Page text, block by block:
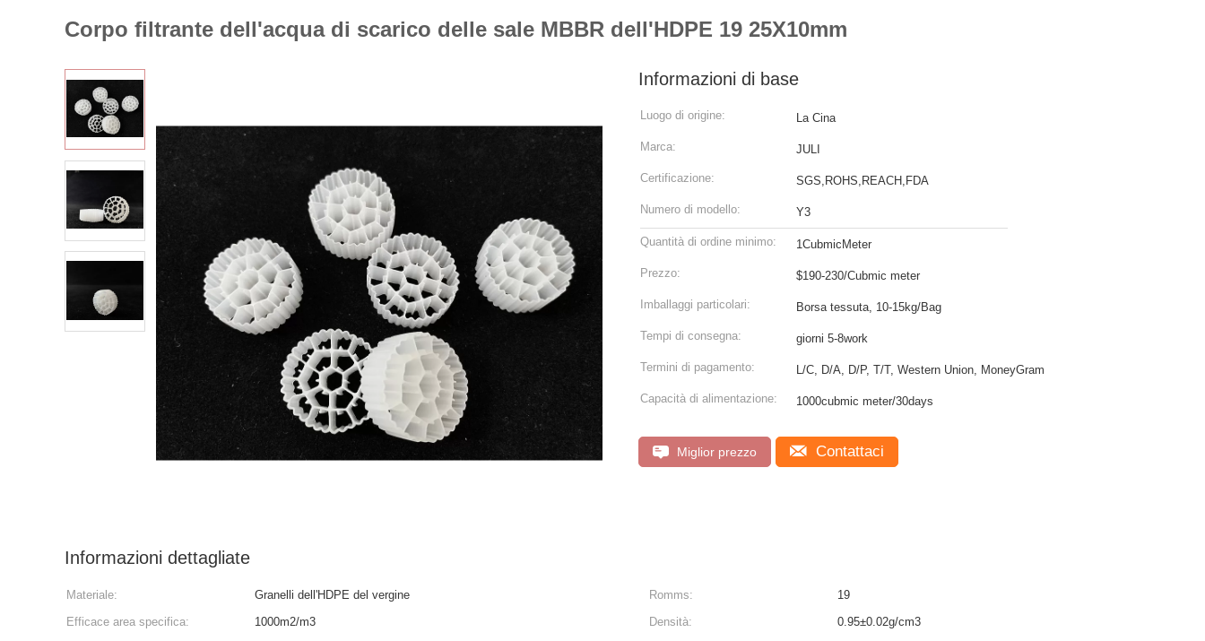
Corpo filtrante dell'acqua di scarico delle sale MBBR dell'HDPE 19 25X10mm
Informazioni di base
Luogo di origine: La Cina
Marca: JULI
Certificazione: SGS,ROHS,REACH,FDA
Numero di modello: Y3
Quantità di ordine minimo: 1CubmicMeter
Prezzo: $190-230/Cubmic meter
Imballaggi particolari: Borsa tessuta, 10-15kg/Bag
Tempi di consegna: giorni 5-8work
Termini di pagamento: L/C, D/A, D/P, T/T, Western Union, MoneyGram
Capacità di alimentazione: 1000cubmic meter/30days
Miglior prezzo Contattaci
Informazioni dettagliate
Materiale: Granelli dell'HDPE del vergine Romms:
19
Efficace area specifica:
1000m2/m3 Densità:
0.95±0.02g/cm3